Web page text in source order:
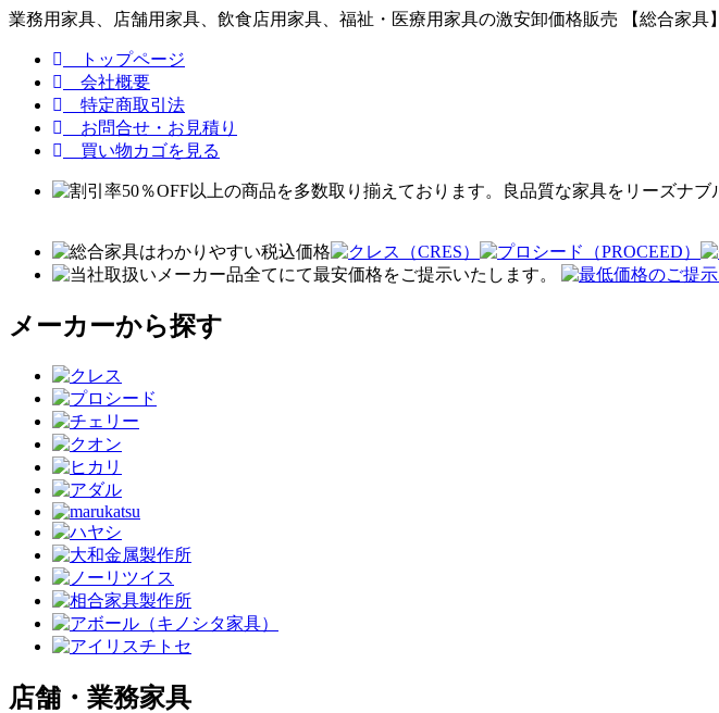
業務用家具、店舗用家具、飲食店用家具、福祉・医療用家具の激安卸価格販売 【総合家具】
トップページ
会社概要
特定商取引法
お問合せ・お見積り
買い物カゴを見る
メーカーから探す
店舗・業務家具